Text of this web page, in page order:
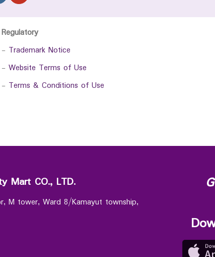
Regulatory
- Trademark Notice
- Website Terms of Use
- Terms & Conditions of Use
Mart CO., LTD.
M tower, Ward 8/Kamayut township,